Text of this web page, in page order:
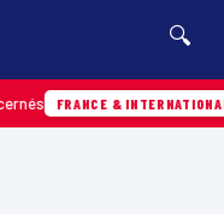
🔍
FRANCE & INTERNATIONALE